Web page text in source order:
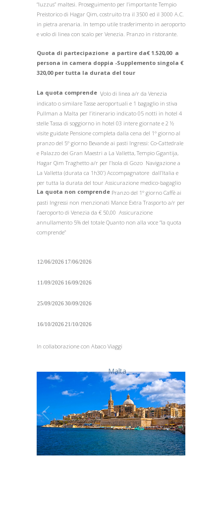
“luzzus” maltesi. Proseguimento per l’importante Tempio
Preistorico di Hagar Qim, costruito tra il 3500 ed il 3000 A.C.
in pietra arenaria. In tempo utile trasferimento in aeroporto
e volo di linea con scalo per Venezia. Pranzo in ristorante.
Quota di partecipazione a partire da€ 1.520,00 a
persona in camera doppia -Supplemento singola €
320,00 per tutta la durata del tour
La quota comprende Volo di linea a/r da Venezia
indicato o similare Tasse aeroportuali e 1 bagaglio in stiva
Pullman a Malta per l’itinerario indicato 05 notti in hotel 4
stelle Tassa di soggiorno in hotel 03 intere giornate e 2 ½
visite guidate Pensione completa dalla cena del 1° giorno al
pranzo del 5° giorno Bevande ai pasti Ingressi: Co-Cattedrale
e Palazzo dei Gran Maestri a La Valletta, Tempio Ggantija,
Hagar Qim Traghetto a/r per l’Isola di Gozo Navigazione a
La Valletta (durata ca 1h30’) Accompagnatore dall’Italia e
per tutta la durata del tour Assicurazione medico-bagaglio
La quota non comprende Pranzo del 1° giorno Caffè ai
pasti Ingressi non menzionati Mance Extra Trasporto a/r per
l’aeroporto di Venezia da € 50,00 Assicurazione
annullamento 5% del totale Quanto non alla voce “la quota
comprende”
12/06/2026 17/06/2026
11/09/2026 16/09/2026
25/09/2026 30/09/2026
16/10/2026 21/10/2026
In collaborazione con Abaco Viaggi
1/1
Malta